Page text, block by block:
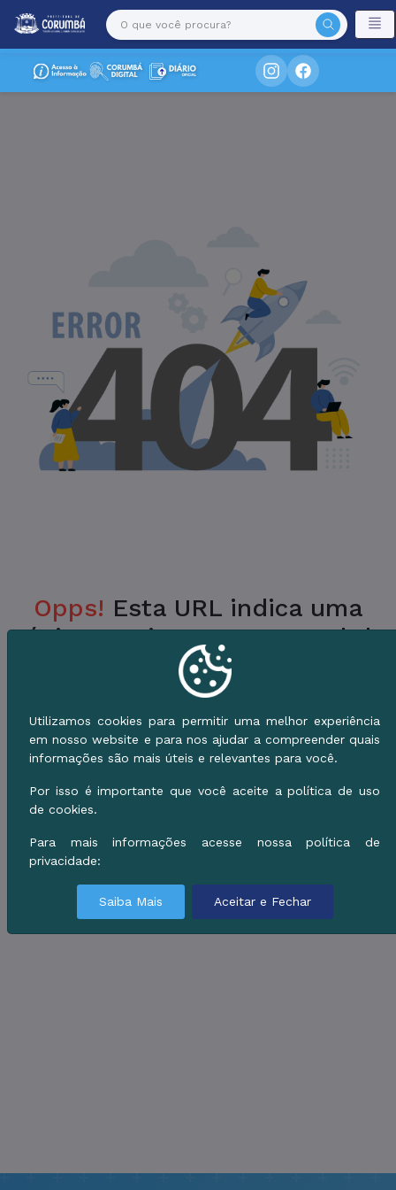
Opps! Esta URL indica uma
Página Inexistente no Portal da
Prefeitura.
Verifique a URL ou vá para o Início e use o
Menu de Serviços.
Utilizamos cookies para permitir uma melhor experiência
em nosso website e para nos ajudar a compreender quais
informações são mais úteis e relevantes para você.
Por isso é importante que você aceite a política de uso
de cookies.
Para mais informações acesse nossa política de
privacidade:
Saiba Mais Aceitar e Fechar